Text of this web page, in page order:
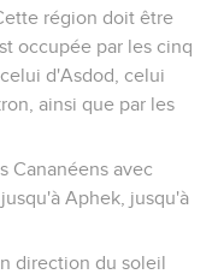
région doit être
occupée par les cinq
d'Asdod, celui
ainsi que par les
Cananéens avec
Aphek, jusqu'à
direction du soleil